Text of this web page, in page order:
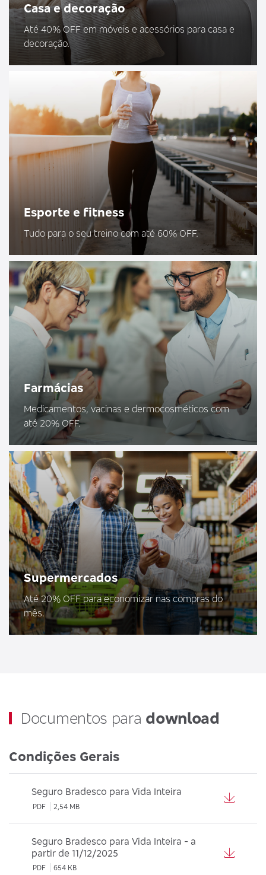
Casa e decoração
Até 40% OFF em móveis e acessórios para casa e
decoração.
Esporte e fitness
Tudo para o seu treino com até 60% OFF.
Farmácias
Medicamentos, vacinas e dermocosméticos com
até 20% OFF.
Supermercados
Até 20% OFF para economizar nas compras do
mês.
Documentos para download
Condições Gerais
Seguro Bradesco para Vida Inteira
PDF 2,54 MB
Seguro Bradesco para Vida Inteira - a
partir de 11/12/2025
PDF 654 KB